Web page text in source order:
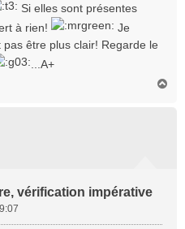
Si elles sont présentes
à rien!
Je
être plus clair! Regarde le
...A+
vérification impérative